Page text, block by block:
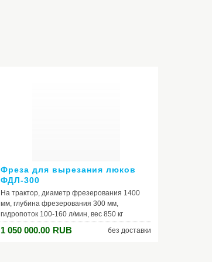
Фреза для вырезания люков
ФДЛ-300
На трактор, диаметр фрезерования 1400
мм, глубина фрезерования 300 мм,
гидропоток 100-160 л/мин, вес 850 кг
1 050 000.00 RUB без доставки